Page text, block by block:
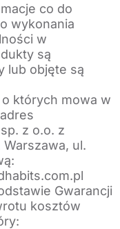
co do
wykonania
w
są
lub objęte są
których mowa w
z o.o. z
ul.
Gwarancji
kosztów